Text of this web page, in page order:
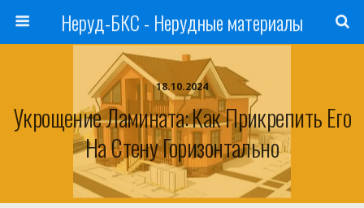
Неруд-БКС - Нерудные материалы
18.10.2024
Укрощение Ламината: Как Прикрепить Его
На Стену Горизонтально